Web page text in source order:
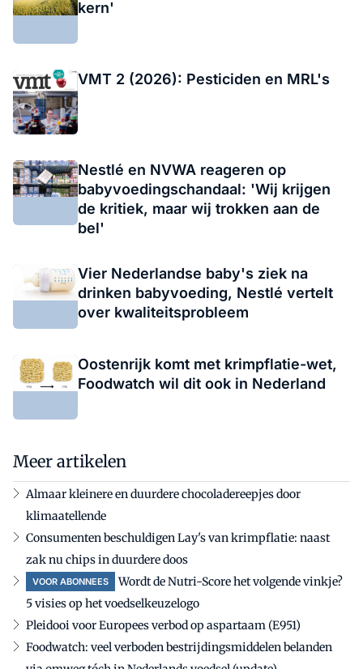
kern'
VMT 2 (2026): Pesticiden en MRL's
Nestlé en NVWA reageren op
babyvoedingschandaal: 'Wij krijgen
de kritiek, maar wij trokken aan de
bel'
Vier Nederlandse baby's ziek na
drinken babyvoeding, Nestlé vertelt
over kwaliteitsprobleem
Oostenrijk komt met krimpflatie-wet,
Foodwatch wil dit ook in Nederland
Meer artikelen
Almaar kleinere en duurdere chocoladereepjes door
klimaatellende
Consumenten beschuldigen Lay's van krimpflatie: naast
zak nu chips in duurdere doos
VOOR ABONNEES
Wordt de Nutri-Score het volgende vinkje?
5 visies op het voedselkeuzelogo
Pleidooi voor Europees verbod op aspartaam (E951)
Foodwatch: veel verboden bestrijdingsmiddelen belanden